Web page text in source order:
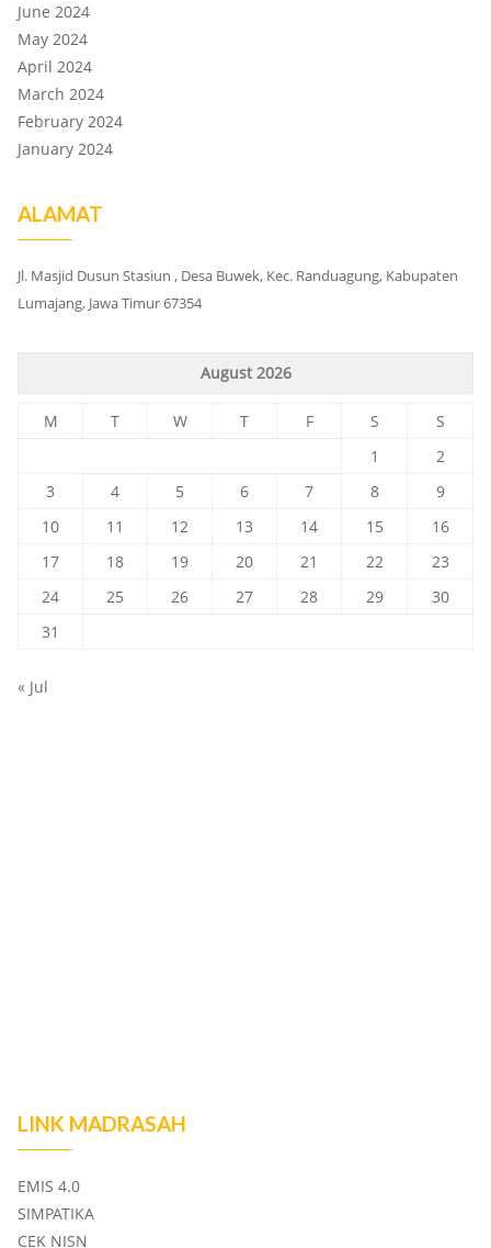
June 2024
May 2024
April 2024
March 2024
February 2024
January 2024
ALAMAT
Jl. Masjid Dusun Stasiun , Desa Buwek, Kec. Randuagung, Kabupaten
Lumajang, Jawa Timur 67354
August 2026
M T W T F S
S
1
2
3
4 5 6 7 8
9
10
11 12 13 14 15
16
17
18 19 20 21 22
23
24
25 26 27 28 29
30
31
« Jul
LINK MADRASAH
EMIS 4.0
SIMPATIKA
CEK NISN